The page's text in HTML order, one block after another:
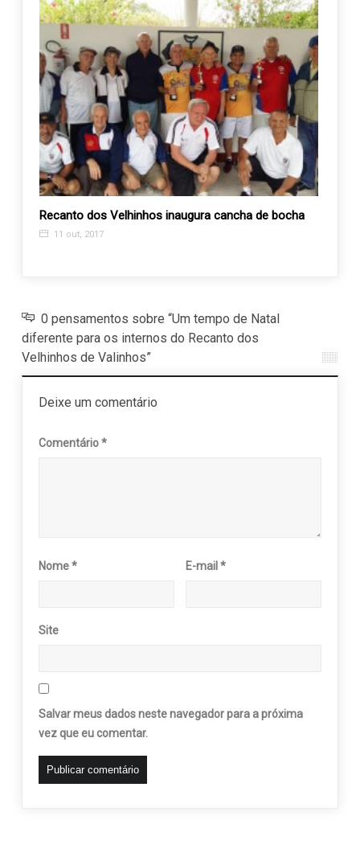
Recanto dos Velhinhos inaugura cancha de bocha
11 out, 2017
0 pensamentos sobre “Um tempo de Natal
diferente para os internos do Recanto dos
Velhinhos de Valinhos”
Deixe um comentário
Comentário*
Nome* E-mail*
Site
Salvar meus dados neste navegador para a próxima
vez que eu comentar.